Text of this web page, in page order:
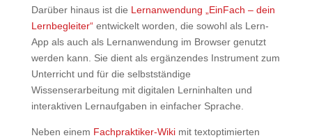
Darüber hinaus ist die Lernanwendung „EinFach – dein
Lernbegleiter“entwickelt worden, die sowohl als Lern-
App als auch als Lernanwendung im Browser genutzt
werden kann. Sie dient als ergänzendes Instrument zum
Unterricht und für die selbstständige
Wissenserarbeitung mit digitalen Lerninhalten und
interaktiven Lernaufgaben in einfacher Sprache.
Neben einem Fachpraktiker-Wikimit textoptimierten